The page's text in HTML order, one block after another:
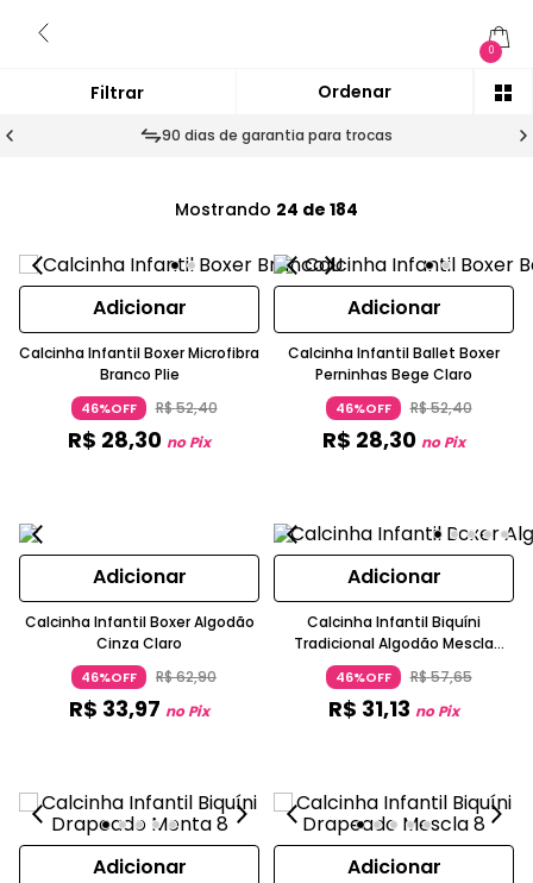
0
90 dias de garantia para trocas
Mostrando 24 de 184
Adicionar
Calcinha Infantil Boxer Microfibra
Branco Plie
46%OFF R$52,40
R$ 28,30 no Pix
Adicionar
Calcinha Infantil Ballet Boxer
Perninhas Bege Claro
46%OFF R$52,40
R$ 28,30 no Pix
Adicionar
Calcinha Infantil Boxer Algodão
Cinza Claro
46%OFF R$62,90
R$ 33,97 no Pix
Adicionar
Calcinha Infantil Biquíni
Tradicional Algodão Mescla
Cinza Claro
46%OFF R$57,65
R$ 31,13 no Pix
Adicionar Adicionar